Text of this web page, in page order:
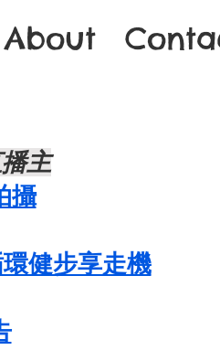
About
主
攝
健步享走機